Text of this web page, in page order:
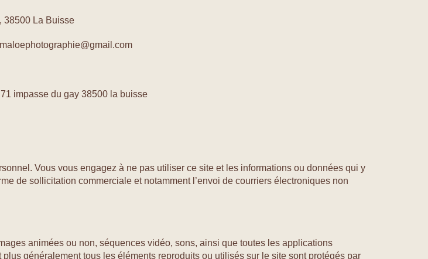
38500 La Buisse
impasse du gay 38500 la buisse
Vous vous engagez à ne pas utiliser ce site et les informations ou données qui y
de sollicitation commerciale et notamment l’envoi de courriers électroniques non
animées ou non, séquences vidéo, sons, ainsi que toutes les applications
généralement tous les éléments reproduits ou utilisés sur le site sont protégés par